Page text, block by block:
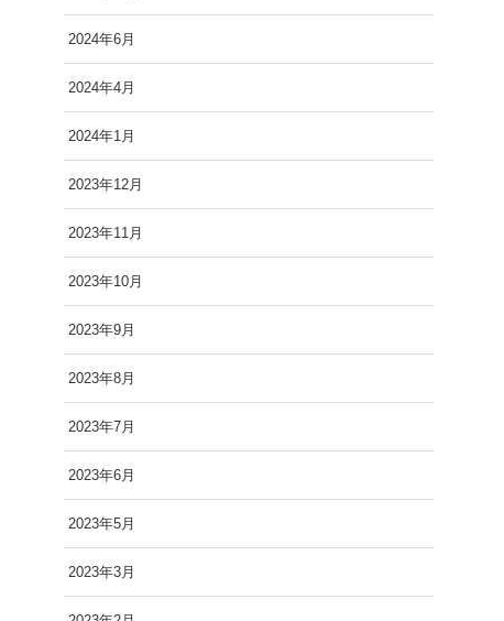
2024年6月
2024年4月
2024年1月
2023年12月
2023年11月
2023年10月
2023年9月
2023年8月
2023年7月
2023年6月
2023年5月
2023年3月